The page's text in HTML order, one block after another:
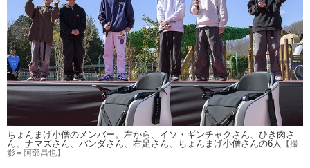
ちょんまげ小僧のメンバー。左から、イソ・ギンチャクさん、ひき肉さ
ん、ナマズさん、パンダさん、右足さん、ちょんまげ小僧さんの6人
【撮
影＝阿部昌也】